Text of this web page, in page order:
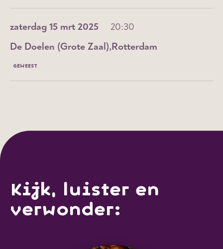
zaterdag 15 mrt 2025
20:30
Rotterdam
De Doelen (Grote Zaal)
GEWEEST
Kijk, luister en
verwonder: